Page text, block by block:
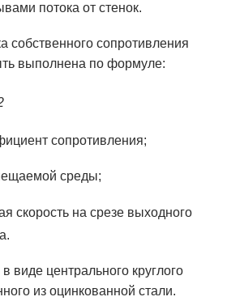
потока от стенок.
собственного сопротивления
выполнена по формуле:
сопротивления;
среды;
скорость на срезе выходного
центрального круглого
из оцинкованной стали.